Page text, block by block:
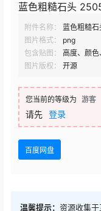
蓝色粗糙石头
附件名称：
蓝色粗糙
图片格式：
png
包含贴图：
高度、颜
图片版权：
开源
您当前的等级为 游客
请先 登录
百度网盘
温馨提示： 资源收集